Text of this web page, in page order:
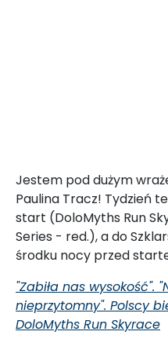
Jestem pod dużym
Paulina Tracz! Tydzień
start (DoloMyths Run
Series - red.), a do
środku nocy przed
"Zabiła nas wysokość".
nieprzytomny". Polscy
DoloMyths Run Skyrace